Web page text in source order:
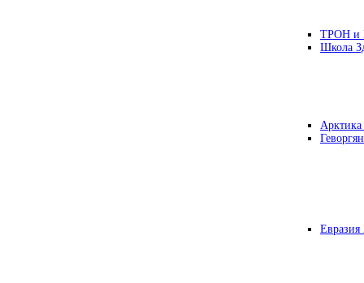
ТРОН и
Школа
Евразия